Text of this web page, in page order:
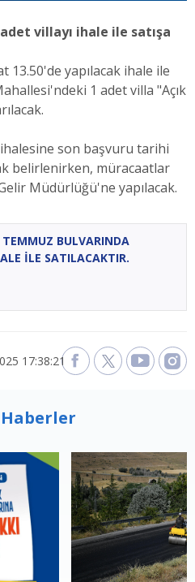
villayı ihale ile satışa
13.50'de yapılacak ihale ile
1 adet villa "Açık
son başvuru tarihi
belirlenirken, müracaatlar
Müdürlüğü'ne yapılacak.
BULVARINDA
İLE SATILACAKTIR.
17:38:21